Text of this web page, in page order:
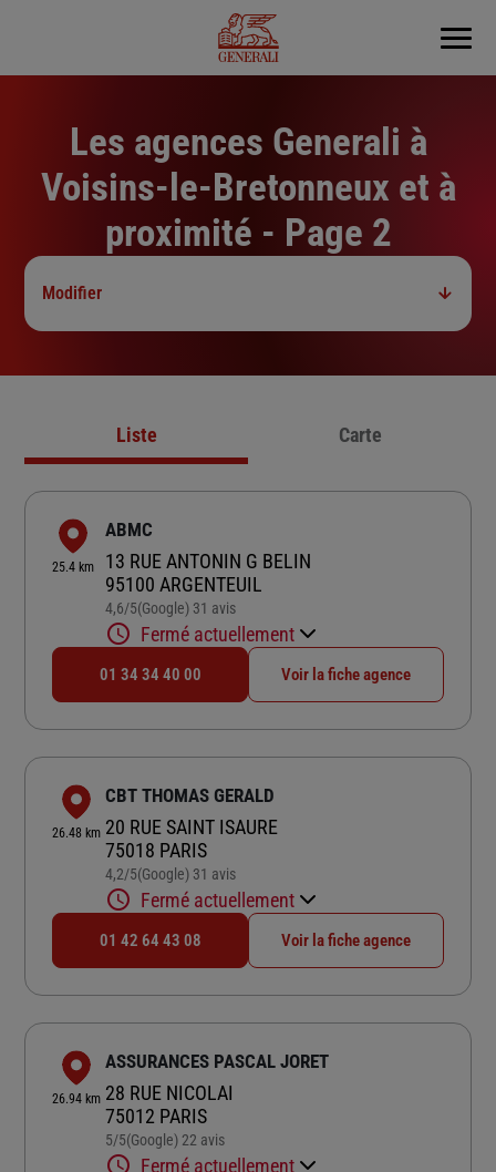
Menu
Les agences Generali à
Voisins-le-Bretonneux et à
proximité - Page 2
Modifier
Liste Carte
25.4 km
ABMC
13 RUE ANTONIN G BELIN
95100 ARGENTEUIL
4,6/5Note de 4.6 sur 5
(Google) 31 avis
Fermé actuellement
01 34 34 40 00 Voir la fiche agence
26.48 km
CBT THOMAS GERALD
20 RUE SAINT ISAURE
75018 PARIS
4,2/5Note de 4.2 sur 5
(Google) 31 avis
Fermé actuellement
01 42 64 43 08 Voir la fiche agence
26.94 km
ASSURANCES PASCAL JORET
28 RUE NICOLAI
75012 PARIS
5/5Note de 5 sur 5
(Google) 22 avis
Fermé actuellement